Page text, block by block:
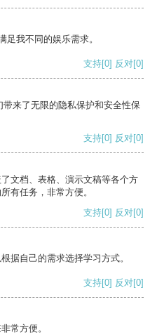
足我不同的娱乐需求。
支持[0] 反对[0]
来了无限的隐私保护和安全性保
支持[0] 反对[0]
文档、表格、演示文稿等各个方
有任务，非常方便。
支持[0] 反对[0]
据自己的需求选择学习方式。
支持[0] 反对[0]
常方便。